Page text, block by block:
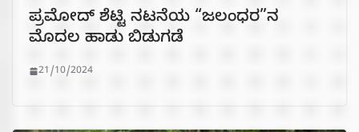
ಪ್ರಮೋದ್ ಶೆಟ್ಟಿ ನಟನೆಯ “ಜಲಂಧರ”ನ
ಮೊದಲ ಹಾಡು ಬಿಡುಗಡೆ
21/10/2024